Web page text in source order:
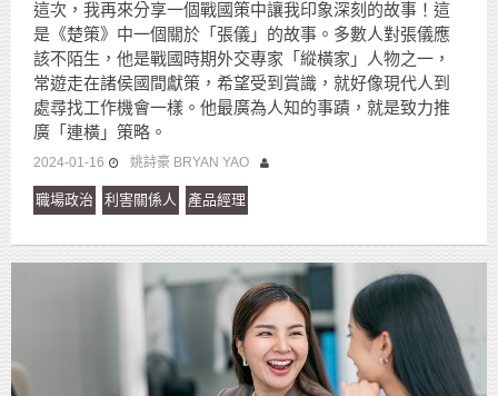
這次，我再來分享一個戰國策中讓我印象深刻的故事！這
是《楚策》中一個關於「張儀」的故事。多數人對張儀應
該不陌生，他是戰國時期外交專家「縱橫家」人物之一，
常遊走在諸侯國間獻策，希望受到賞識，就好像現代人到
處尋找工作機會一樣。他最廣為人知的事蹟，就是致力推
廣「連橫」策略。
2024-01-16 姚詩豪 BRYAN YAO
職場政治 利害關係人 產品經理